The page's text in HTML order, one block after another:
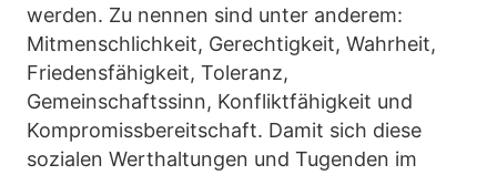
werden. Zu nennen sind unter anderem:
Mitmenschlichkeit, Gerechtigkeit, Wahrheit,
Friedensfähigkeit, Toleranz,
Gemeinschaftssinn, Konfliktfähigkeit und
Kompromissbereitschaft. Damit sich diese
sozialen Werthaltungen und Tugenden im